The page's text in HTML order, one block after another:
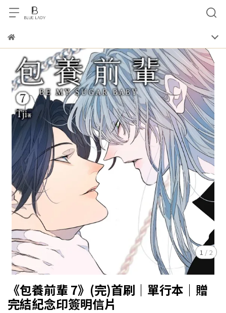
1 / 2
《包養前輩 7》(完)首刷｜單行本｜贈
完結紀念印簽明信片